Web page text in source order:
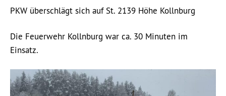
PKW überschlägt sich auf St. 2139 Höhe Kollnburg
Die Feuerwehr Kollnburg war ca. 30 Minuten im
Einsatz.